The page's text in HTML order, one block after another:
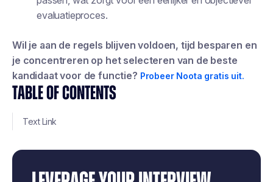
TABLE OF CONTENTS
Text Link
evaluatieproces.
Wil je aan de regels blijven voldoen, tijd besparen en
je concentreren op het selecteren van de beste
kandidaat voor de functie? Probeer Noota gratis uit.